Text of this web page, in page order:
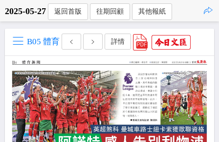
2025-05-27 返回首版 往期回顧 其他報紙
B05 體育 詳情